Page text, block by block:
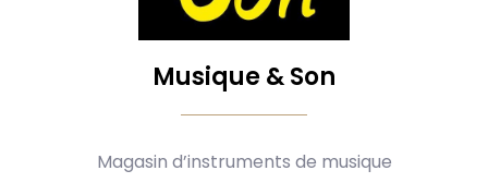
Musique & Son
Magasin d’instruments de musique